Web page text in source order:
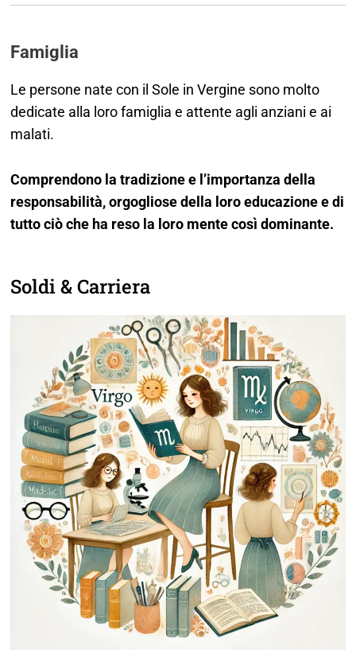
Famiglia
Le persone nate con il Sole in Vergine sono molto
dedicate alla loro famiglia e attente agli anziani e ai
malati.
Comprendono la tradizione e l’importanza della
responsabilità, orgogliose della loro educazione e di
tutto ciò che ha reso la loro mente così dominante.
Soldi & Carriera